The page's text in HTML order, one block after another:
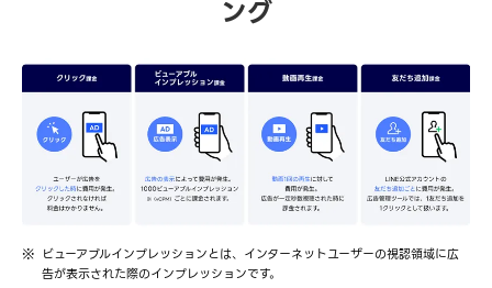
ング
ビューアブルインプレッションとは、インターネットユーザーの視認領域に広
告が表示された際のインプレッションです。